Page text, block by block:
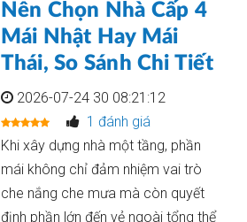
Nên Chọn Nhà Cấp 4
Mái Nhật Hay Mái
Thái, So Sánh Chi Tiết
2026-07-24 30 08:21:12
1 đánh giá
Khi xây dựng nhà một tầng, phần
mái không chỉ đảm nhiệm vai trò
che nắng che mưa mà còn quyết
định phần lớn đến vẻ ngoài tổng thể